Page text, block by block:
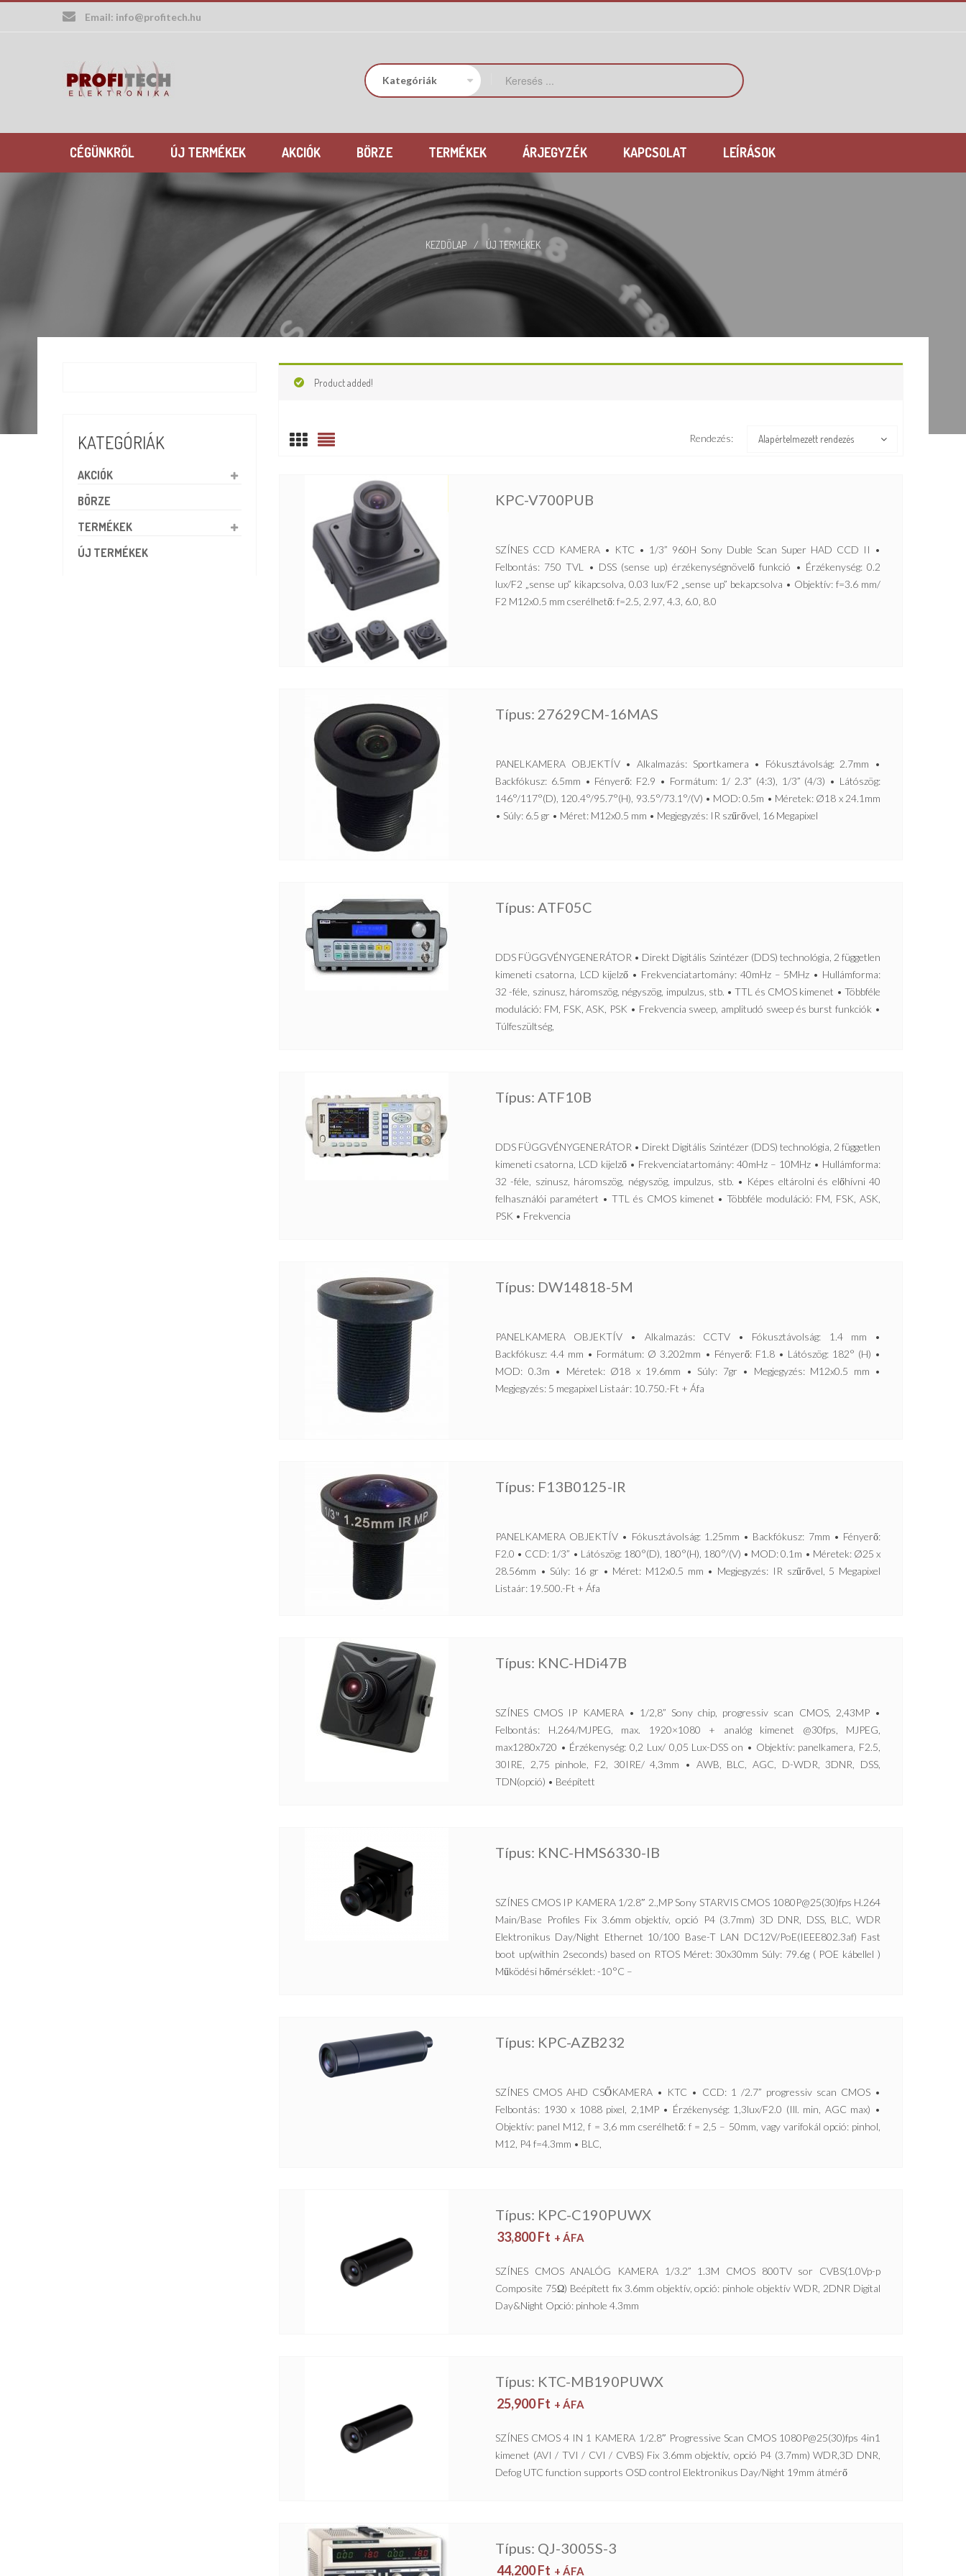
Email: info@profitech.hu
CÉGÜNKRŐL ÚJ TERMÉKEK AKCIÓK BÖRZE TERMÉKEK ÁRJEGYZÉK KAPCSOLAT LEÍRÁSOK
KEZDŐLAP / ÚJ TERMÉKEK
KATEGÓRIÁK
AKCIÓK
BÖRZE
TERMÉKEK
ÚJ TERMÉKEK
Product added!
Rendezés: Alapértelmezett rendezés
KPC-V700PUB
SZÍNES CCD KAMERA • KTC • 1/3” 960H Sony Duble Scan Super HAD CCD II •
Felbontás: 750 TVL • DSS (sense up) érzékenységnövelő funkció • Érzékenység: 0.2
lux/F2 „sense up” kikapcsolva, 0.03 lux/F2 „sense up” bekapcsolva • Objektív: f=3.6 mm/
F2 M12x0.5 mm cserélhető: f=2.5, 2.97, 4.3, 6.0, 8.0
Típus: 27629CM-16MAS
PANELKAMERA OBJEKTÍV • Alkalmazás: Sportkamera • Fókusztávolság: 2.7mm •
Backfókusz: 6.5mm • Fényerő: F2.9 • Formátum: 1/ 2.3” (4:3), 1/3” (4/3) • Látószög:
146°/117°(D), 120.4°/95.7°(H), 93.5°/73.1°/(V) • MOD: 0.5m • Méretek: Ø18 x 24.1mm
• Súly: 6.5 gr • Méret: M12x0.5 mm • Megjegyzés: IR szűrővel, 16 Megapixel
Típus: ATF05C
DDS FÜGGVÉNYGENERÁTOR • Direkt Digitális Szintézer (DDS) technológia, 2 független
kimeneti csatorna, LCD kijelző • Frekvenciatartomány: 40mHz – 5MHz • Hullámforma:
32 -féle, szinusz, háromszög, négyszög, impulzus, stb. • TTL és CMOS kimenet • Többféle
moduláció: FM, FSK, ASK, PSK • Frekvencia sweep, amplitudó sweep és burst funkciók •
Túlfeszültség,
Típus: ATF10B
DDS FÜGGVÉNYGENERÁTOR • Direkt Digitális Szintézer (DDS) technológia, 2 független
kimeneti csatorna, LCD kijelző • Frekvenciatartomány: 40mHz – 10MHz • Hullámforma:
32 -féle, szinusz, háromszög, négyszög, impulzus, stb. • Képes eltárolni és előhívni 40
felhasználói paramétert • TTL és CMOS kimenet • Többféle moduláció: FM, FSK, ASK,
PSK • Frekvencia
Típus: DW14818-5M
PANELKAMERA OBJEKTÍV • Alkalmazás: CCTV • Fókusztávolság: 1.4 mm •
Backfókusz: 4.4 mm • Formátum: Ø 3.202mm • Fényerő: F1.8 • Látószög: 182° (H) •
MOD: 0.3m • Méretek: Ø18 x 19.6mm • Súly: 7gr • Megjegyzés: M12x0.5 mm •
Megjegyzés: 5 megapixel Listaár: 10.750.-Ft + Áfa
Típus: F13B0125-IR
PANELKAMERA OBJEKTÍV • Fókusztávolság: 1.25mm • Backfókusz: 7mm • Fényerő:
F2.0 • CCD: 1/3” • Látószög: 180°(D), 180°(H), 180°/(V) • MOD: 0.1m • Méretek: Ø25 x
28.56mm • Súly: 16 gr • Méret: M12x0.5 mm • Megjegyzés: IR szűrővel, 5 Megapixel
Listaár: 19.500.-Ft + Áfa
Típus: KNC-HDi47B
SZÍNES CMOS IP KAMERA • 1/2,8” Sony chip, progressiv scan CMOS, 2,43MP •
Felbontás: H.264/MJPEG, max. 1920×1080 + analóg kimenet @30fps, MJPEG,
max1280x720 • Érzékenység: 0,2 Lux/ 0,05 Lux-DSS on • Objektív: panelkamera, F2.5,
30IRE, 2,75 pinhole, F2, 30IRE/ 4,3mm • AWB, BLC, AGC, D-WDR, 3DNR, DSS,
TDN(opció) • Beépített
Típus: KNC-HMS6330-IB
SZÍNES CMOS IP KAMERA 1/2.8″ 2.,MP Sony STARVIS CMOS 1080P@25(30)fps H.264
Main/Base Profiles Fix 3.6mm objektív, opció P4 (3.7mm) 3D DNR, DSS, BLC, WDR
Elektronikus Day/Night Ethernet 10/100 Base-T LAN DC12V/PoE(IEEE802.3af) Fast
boot up(within 2seconds) based on RTOS Méret: 30x30mm Súly: 79.6g ( POE kábellel )
Működési hőmérséklet: -10°C –
Típus: KPC-AZB232
SZÍNES CMOS AHD CSŐKAMERA • KTC • CCD: 1 /2.7” progressiv scan CMOS •
Felbontás: 1930 x 1088 pixel, 2,1MP • Érzékenység: 1,3lux/F2.0 (Ill. min, AGC max) •
Objektív: panel M12, f = 3,6 mm cserélhető: f = 2,5 – 50mm, vagy varifokál opció: pinhol,
M12, P4 f=4.3mm • BLC,
Típus: KPC-C190PUWX
33,800Ft + ÁFA
SZÍNES CMOS ANALÓG KAMERA 1/3.2” 1.3M CMOS 800TV sor CVBS(1.0Vp-p
Composite 75Ω) Beépített fix 3.6mm objektív, opció: pinhole objektív WDR, 2DNR Digital
Day&Night Opció: pinhole 4.3mm
Típus: KTC-MB190PUWX
25,900Ft + ÁFA
SZÍNES CMOS 4 IN 1 KAMERA 1/2.8″ Progressive Scan CMOS 1080P@25(30)fps 4in1
kimenet (AVI / TVI / CVI / CVBS) Fix 3.6mm objektív, opció P4 (3.7mm) WDR,3D DNR,
Defog UTC function supports OSD control Elektronikus Day/Night 19mm átmérő
Típus: QJ-3005S-3
44,200Ft + ÁFA